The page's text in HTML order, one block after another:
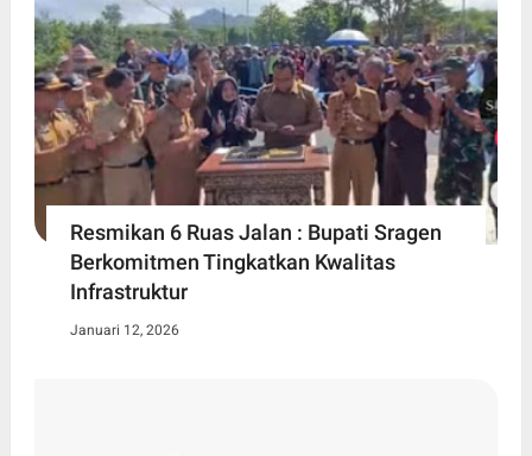
Resmikan 6 Ruas Jalan : Bupati Sragen
Berkomitmen Tingkatkan Kwalitas
Infrastruktur
Januari 12, 2026